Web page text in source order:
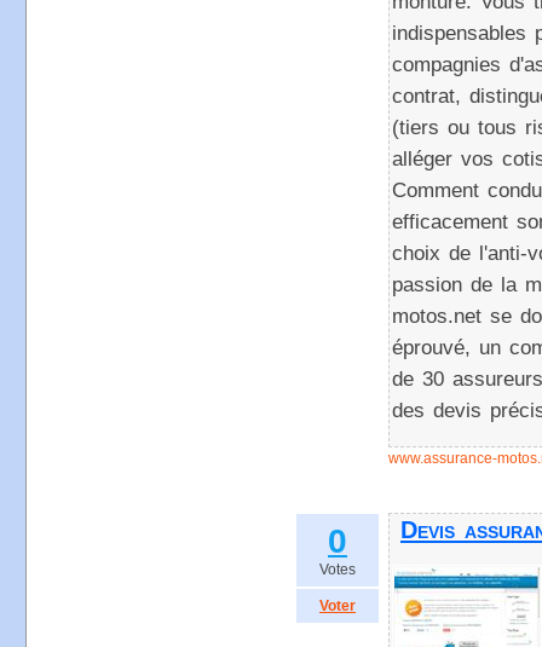
indispensables
compagnies
contrat,
(tiers ou tous
alléger vos
Comment
efficacement
choix de l'anti-
passion de la
motos.net se
éprouvé, un
de 30
des devis
www.assurance-
0
Votes
Voter
Devis